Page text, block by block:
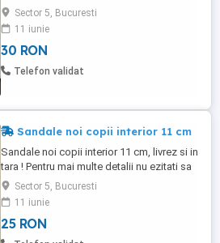
ma contactati !
Sector 5, Bucuresti
11 iunie
30 RON
Telefon validat
Sandale noi copii interior 11 cm
Sandale noi copii interior 11 cm, livrez si in
tara ! Pentru mai multe detalii nu ezitati sa
ma contactati !
Sector 5, Bucuresti
11 iunie
25 RON